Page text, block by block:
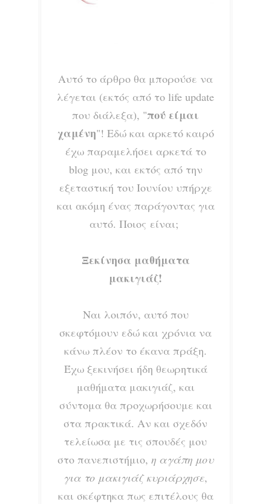
Αυτό το άρθρο θα μπορούσε να
λέγεται (εκτός από το life update
που διάλεξα), "πού είμαι
χαμένη"! Εδώ και αρκετό καιρό
έχω παραμελήσει αρκετά το
blog μου, και εκτός από την
εξεταστική του Ιουνίου υπήρχε
και ακόμη ένας παράγοντας για
αυτό. Ποιος είναι;
Ξεκίνησα μαθήματα
μακιγιάζ!
Ναι λοιπόν, αυτό που
σκεφτόμουν εδώ και χρόνια να
κάνω πλέον το έκανα πράξη.
Έχω ξεκινήσει ήδη θεωρητικά
μαθήματα μακιγιάζ, και
σύντομα θα προχωρήσουμε και
στα πρακτικά. Αν και σχεδόν
τελείωσα με τις σπουδές μου
στο πανεπιστήμιο, η αγάπη μου
για το μακιγιάζ κυριάρχησε,
και σκέφτηκα πως επιτέλους θα